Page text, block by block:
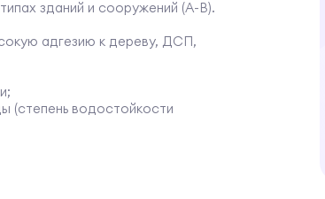
зданий и сооружений (А-В).
адгезию к дереву, ДСП,
(степень водостойкости